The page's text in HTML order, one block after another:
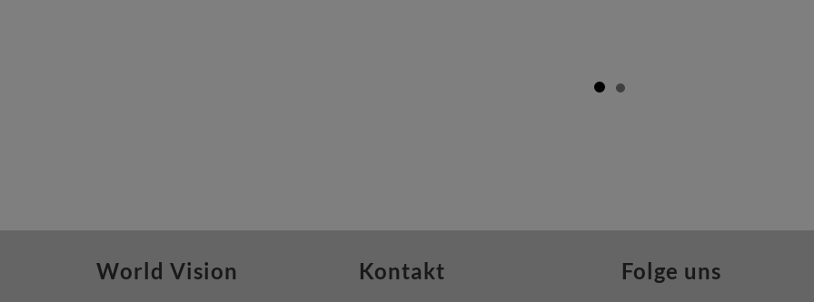
World Vision Kontakt Folge uns